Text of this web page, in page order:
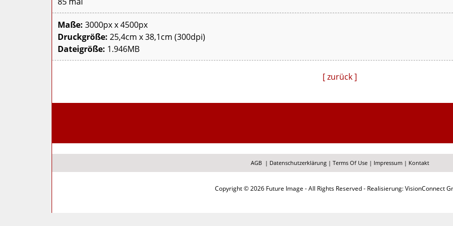
Maße: 3000px x 4500px
Druckgröße: 25,4cm x 38,1cm (300dpi)
Dateigröße: 1.946MB
[ zurück ]
AGB | Datenschutzerklärung| Terms Of Use| Impressum| Kontakt
Copyright © 2026 Future Image - All Rights Reserved - Realisierung: VisionConnect